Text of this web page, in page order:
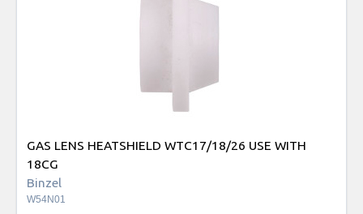
GAS LENS HEATSHIELD WTC17/18/26 USE WITH
18CG
Binzel
W54N01